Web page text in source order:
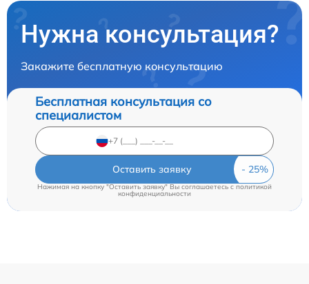
Нужна консультация?
Закажите бесплатную консультацию
Бесплатная консультация со
специалистом
Оставить заявку
Нажимая на кнопку "Оставить заявку" Вы соглашаетесь cполитикой
конфиденциальности